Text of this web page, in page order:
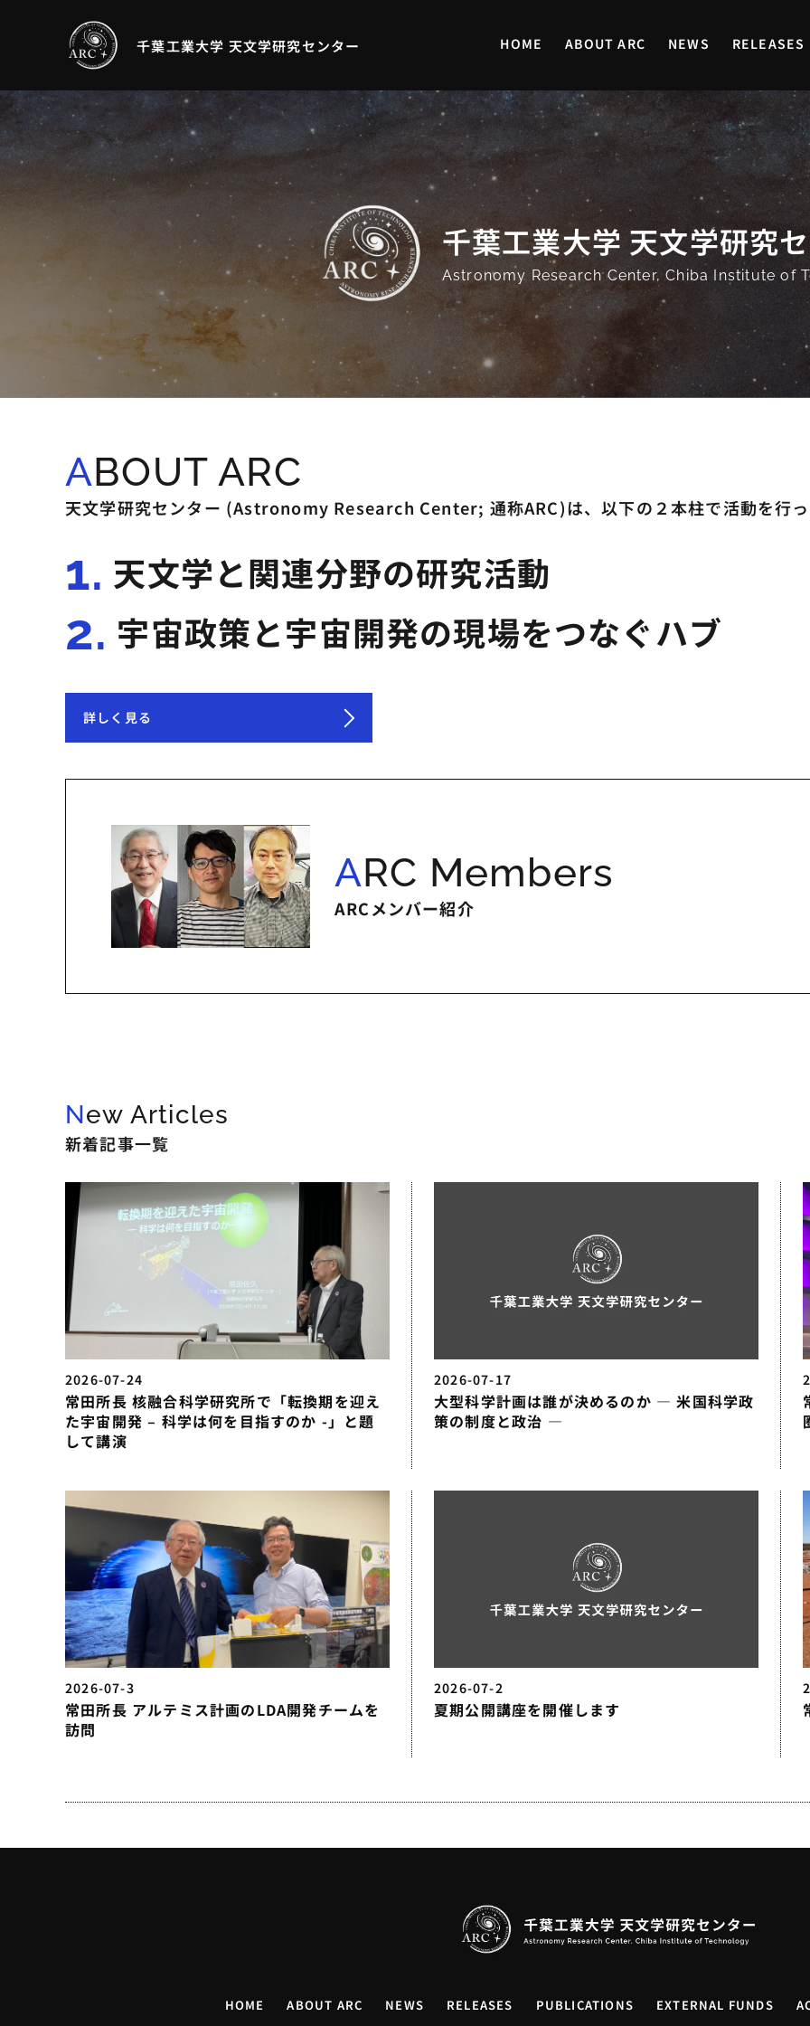
千葉工業大学 天文学研究センター HOME ABOUT ARC NEWS RELEASES
千葉工業大学 天文学研究
Astronomy Research Center,Chiba Institute of
ABOUT ARC
天文学研究センター (Astronomy Research Center; 通称ARC)は、以下の２本柱で活動を行っ
1. 天文学と関連分野の研究活動
2. 宇宙政策と宇宙開発の現場をつなぐハブ
詳しく見る
ARC Members
ARCメンバー紹介
New Articles
新着記事一覧
2026-07-24
常田所長 核融合科学研究所で「転換期を迎え
た宇宙開発 – 科学は何を目指すのか -」と題
して講演
2026-07-17
大型科学計画は誰が決めるのか — 米国科学政
策の制度と政治 —
2026-07-3
常田所長 アルテミス計画のLDA開発チームを
訪問
2026-07-2
夏期公開講座を開催します
HOME ABOUT ARC NEWS RELEASES PUBLICATIONS EXTERNAL FUNDS